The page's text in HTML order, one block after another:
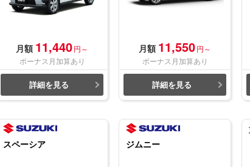
月額 11,440円～
ボーナス月加算あり
詳細を見る
月額 11,550円～
ボーナス月加算あり
詳細を見る
スペーシア ジムニー